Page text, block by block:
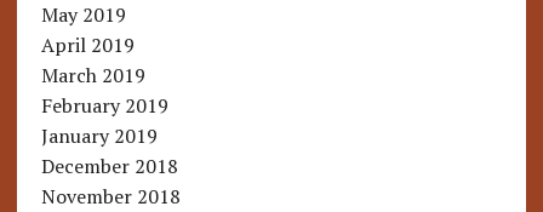
May 2019
April 2019
March 2019
February 2019
January 2019
December 2018
November 2018